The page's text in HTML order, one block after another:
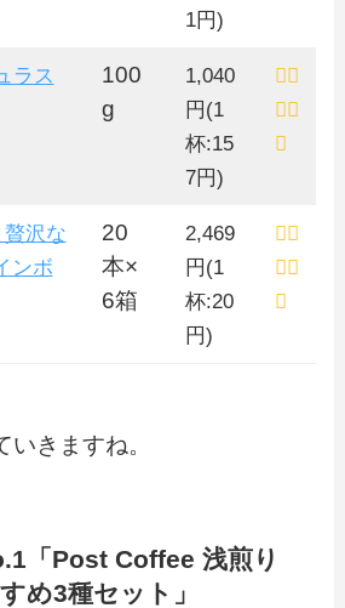
1円)
ラス
100
g
1,040
円(1
杯:15
7円)
沢な
ンボ
20
本×
6箱
2,469
円(1
杯:20
円)
きますね。
「Post Coffee 浅煎り
め3種セット」